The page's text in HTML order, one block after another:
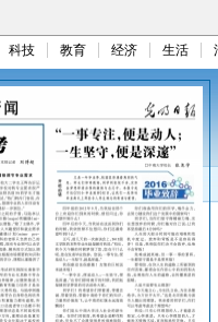
科技 教育 经济 生活